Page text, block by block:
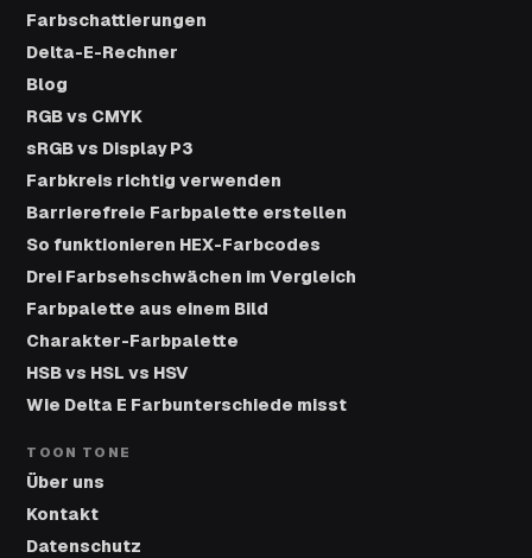
Farbschattierungen
Delta-E-Rechner
Blog
RGB vs CMYK
sRGB vs Display P3
Farbkreis richtig verwenden
Barrierefreie Farbpalette erstellen
So funktionieren HEX-Farbcodes
Drei Farbsehschwächen im Vergleich
Farbpalette aus einem Bild
Charakter-Farbpalette
HSB vs HSL vs HSV
Wie Delta E Farbunterschiede misst
TOON TONE
Über uns
Kontakt
Datenschutz